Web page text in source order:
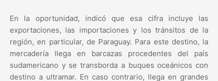
En la oportunidad, indicó que esa cifra incluye las
exportaciones, las importaciones y los tránsitos de la
región, en particular, de Paraguay. Para este destino, la
mercadería llega en barcazas procedentes del país
sudamericano y se transborda a buques oceánicos con
destino a ultramar. En caso contrario, llega en grandes